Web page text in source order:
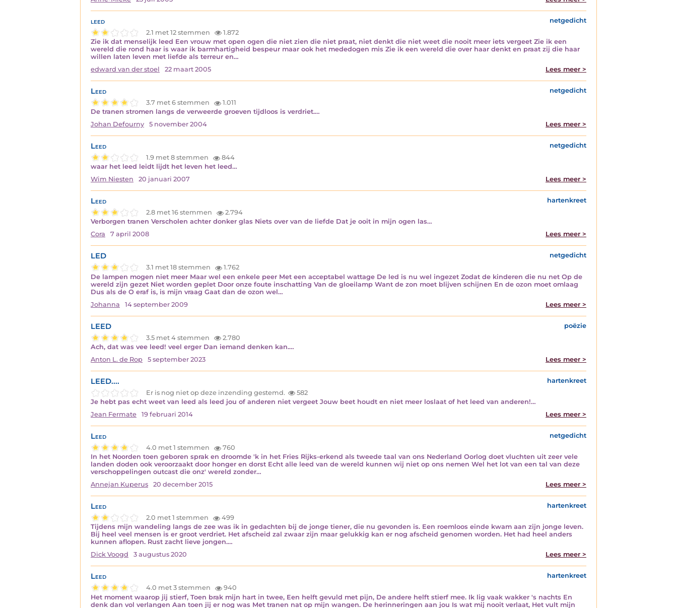
leed
netgedicht
2.1 met 12 stemmen
1.872
Zie ik dat menselijk leed Een vrouw met open ogen die niet zien die niet praat, niet denkt die niet weet die nooit meer iets vergeet Zie ik een
wereld die rond haar is waar ik barmhartigheid bespeur maar ook het mededogen mis Zie ik een wereld die over haar denkt en praat zij die haar
willen laten leven met liefde als terreur en…
edward van der stoel
22 maart 2005 Lees meer >
Leed
netgedicht
3.7 met 6 stemmen
1.011
De tranen stromen langs de verweerde groeven tijdloos is verdriet.…
Johan Defourny
5 november 2004 Lees meer >
Leed
netgedicht
1.9 met 8 stemmen
844
waar het leed leidt lijdt het leven het leed…
Wim Niesten
20 januari 2007 Lees meer >
Leed
hartenkreet
2.8 met 16 stemmen
2.794
Verborgen tranen Verscholen achter donker glas Niets over van de liefde Dat je ooit in mijn ogen las…
Cora
7 april 2008 Lees meer >
LED
netgedicht
3.1 met 18 stemmen
1.762
De lampen mogen niet meer Maar wel een enkele peer Met een acceptabel wattage De led is nu wel ingezet Zodat de kinderen die nu net Op de
wereld zijn gezet Niet worden geplet Door onze foute inschatting Van de gloeilamp Want de zon moet blijven schijnen En de ozon moet omlaag
Dus als de O eraf is, is mijn vraag Gaat dan de ozon wel…
Johanna
14 september 2009 Lees meer >
LEED
poëzie
3.5 met 4 stemmen
2.780
Ach, dat was vee leed! veel erger Dan iemand denken kan.…
Anton L. de Rop
5 september 2023 Lees meer >
LEED....
hartenkreet
Er is nog niet op deze inzending gestemd.
582
Je hebt pas echt weet van leed als leed jou of anderen niet vergeet Jouw beet houdt en niet meer loslaat of het leed van anderen!…
Jean Fermate
19 februari 2014 Lees meer >
Leed
netgedicht
4.0 met 1 stemmen
760
In het Noorden toen geboren sprak en droomde 'k in het Fries Rijks-erkend als tweede taal van ons Nederland Oorlog doet vluchten uit zeer vele
landen doden ook veroorzaakt door honger en dorst Echt alle leed van de wereld kunnen wij niet op ons nemen Wel het lot van een tal van deze
verschoppelingen outcast die onz' wereld zonder…
Annejan Kuperus
20 december 2015 Lees meer >
Leed
hartenkreet
2.0 met 1 stemmen
499
Tijdens mijn wandeling langs de zee was ik in gedachten bij de jonge tiener, die nu gevonden is. Een roemloos einde kwam aan zijn jonge leven.
Bij heel veel mensen is er groot verdriet. Het afscheid zal zwaar zijn maar gelukkig kan er nog afscheid genomen worden. Het had heel anders
kunnen aflopen. Rust zacht lieve jongen.…
Dick Voogd
3 augustus 2020 Lees meer >
Leed
hartenkreet
4.0 met 3 stemmen
940
Het moment waarop jij stierf, Toen brak mijn hart in twee, Een helft gevuld met pijn, De andere helft stierf mee. Ik lig vaak wakker 's nachts En
denk dan vol verlangen Aan toen jij er nog was Met tranen nat op mijn wangen. De herinneringen aan jou Is wat mij nooit verlaat, Het vult mijn